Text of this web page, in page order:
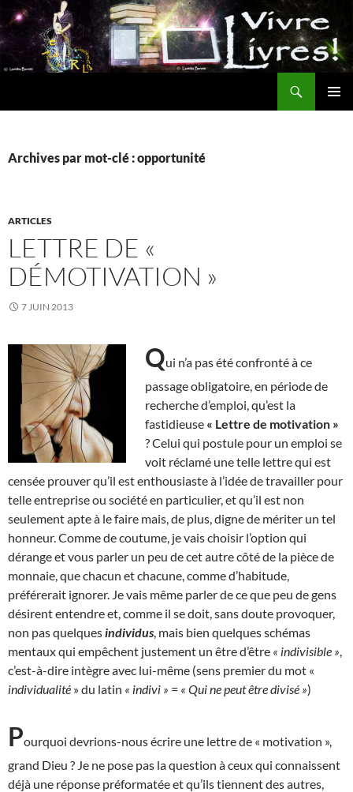
Aller
au
contenu
Archives par mot-clé : opportunité
ARTICLES
LETTRE DE «
DÉMOTIVATION »
7 JUIN 2013
Qui n’a pas été confronté à ce
passage obligatoire, en période de
recherche d’emploi, qu’est la
fastidieuse « Lettre de motivation »
? Celui qui postule pour un emploi se
voit réclamé une telle lettre qui est
censée prouver qu’il est enthousiaste à l’idée de travailler pour
telle entreprise ou société en particulier, et qu’il est non
seulement apte à le faire mais, de plus, digne de mériter un tel
honneur. Comme de coutume, je vais choisir l’option qui
dérange et vous parler un peu de cet autre côté de la pièce de
monnaie, que chacun et chacune, comme d’habitude,
préférerait ignorer. Je vais même parler de ce que peu de gens
désirent entendre et, comme il se doit, sans doute provoquer,
non pas quelques individus , mais bien quelques schémas
mentaux qui empêchent justement un être d’être « indivisible »
c’est-à-dire intègre avec lui-même (sens premier du mot «
individualité » du latin « indivi » = « Qui ne peut être divisé »)
Pourquoi devrions-nous écrire une lettre de « motivation »,
grand Dieu ? Je ne pose pas la question à ceux qui connaissent
déjà une réponse préformatée et qu’ils tiennent des autres,